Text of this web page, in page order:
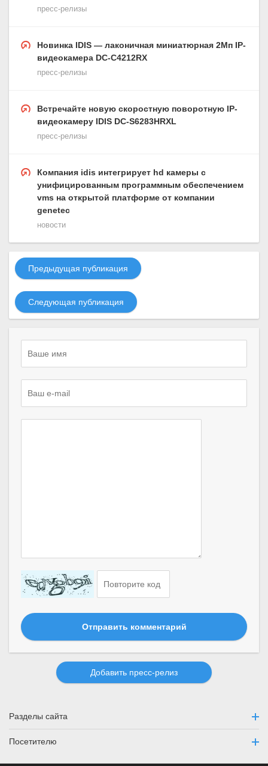
пресс-релизы
Новинка IDIS — лаконичная миниатюрная 2Мп IP-
видеокамера DC-C4212RX
пресс-релизы
Встречайте новую скоростную поворотную IP-
видеокамеру IDIS DC-S6283HRXL
пресс-релизы
Компания idis интегрирует hd камеры с
унифицированным программным обеспечением
vms на открытой платформе от компании
genetec
новости
Предыдущая публикация
Следующая публикация
Отправить комментарий
Добавить пресс-релиз
Разделы сайта
Посетителю